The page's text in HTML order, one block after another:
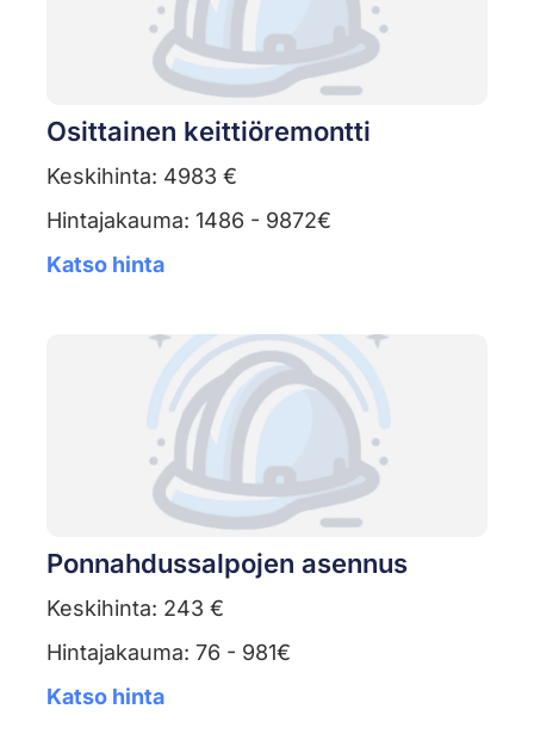
Osittainen keittiöremontti
Keskihinta: 4983 €
Hintajakauma: 1486 - 9872€
Katso hinta
Ponnahdussalpojen asennus
Keskihinta: 243 €
Hintajakauma: 76 - 981€
Katso hinta